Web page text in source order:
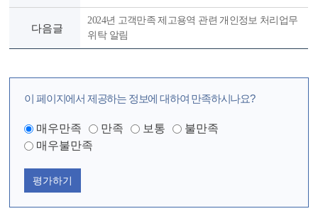
다음글
2024년 고객만족 제고용역 관련 개인정보 처리업무
위탁 알림
이 페이지에서 제공하는 정보에 대하여 만족하시나요?
매우만족 만족 보통
불만족
매우불만족
평가하기